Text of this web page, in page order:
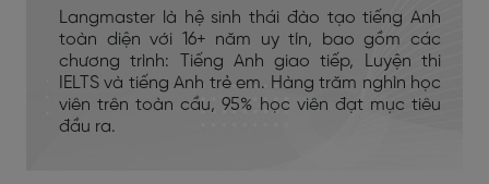
Langmaster là hệ sinh thái đào tạo tiếng Anh
toàn diện với 16+ năm uy tín, bao gồm các
chương trình: Tiếng Anh giao tiếp, Luyện thi
IELTS và tiếng Anh trẻ em. Hàng trăm nghìn học
viên trên toàn cầu, 95% học viên đạt mục tiêu
đầu ra.